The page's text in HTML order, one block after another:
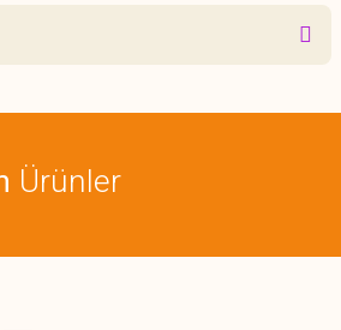
ürün açıklamalarında ve diğer konularda
öneri formunu kullanarak tarafımıza
bilgiler bulunuyor.
Ürünler